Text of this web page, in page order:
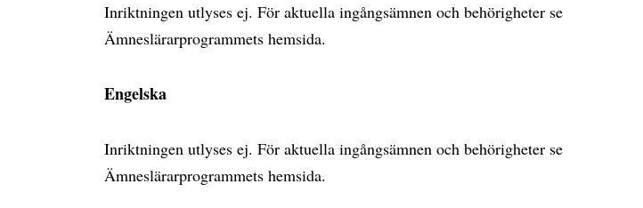
Inriktningen utlyses ej. För aktuella ingångsämnen och behörigheter se
Ämneslärarprogrammets hemsida.
Engelska
Inriktningen utlyses ej. För aktuella ingångsämnen och behörigheter se
Ämneslärarprogrammets hemsida.